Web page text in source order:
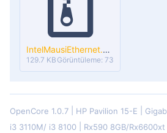
IntelMausiEthernet.kext.zip
129.7 KB Görüntüleme: 73
OpenCore 1.0.7 HP Pavilion 15-E
i3 3110M/ i3 8100
Rx590 8GB/